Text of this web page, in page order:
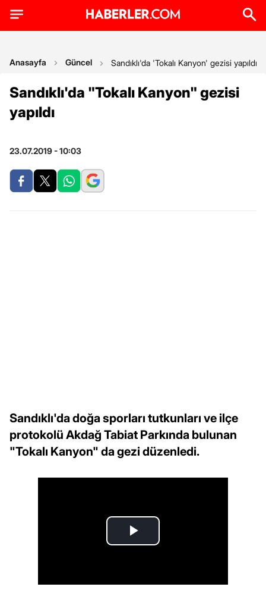
Anasayfa Güncel Sandıklı'da 'Tokalı Kanyon' gezisi yapıldı
Sandıklı'da "Tokalı Kanyon" gezisi
yapıldı
23.07.2019 - 10:03
Sandıklı'da doğa sporları tutkunları ve ilçe
protokolü Akdağ Tabiat Parkında bulunan
"Tokalı Kanyon" da gezi düzenledi.